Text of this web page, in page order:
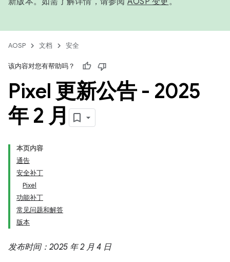
AOSP 文档 安全
该内容对您有帮助吗？
Pixel 更新公告 - 2025
年 2 月
本页内容
通告
安全补丁
Pixel
功能补丁
常见问题和解答
版本
发布时间：2025 年 2 月 4 日